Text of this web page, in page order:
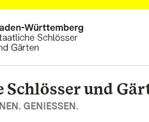
Schlösser und
GENIESSEN.